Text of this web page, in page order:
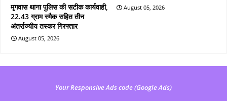
मृगवास थाना पुलिस की सटीक कार्यवाही,
22.43 ग्राम स्मैक सहित तीन
अंतर्राज्यीय तस्कर गिरफ्तार
August 05, 2026
August 05, 2026
Your Responsive Ads code (Google Ads)